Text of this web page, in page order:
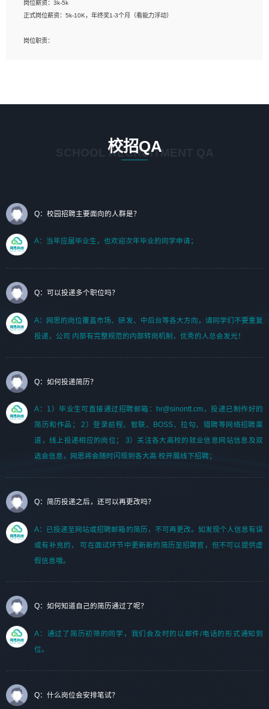
标志及吉祥物设计，效果图后期处理等。
1、艺术设计类相关专业；（其中需求分析顾问不限专业）
岗位薪资：3k-5k
正式岗位薪资：5k-10K，年终奖1-3个月（看能力浮动）
岗位职责：
2. 熟悉 前端常用框架, 能独立完成设计给予的 UI 效果;
3. 有良好的代码习惯, 低级错误出现频率低;
7. 了解或熟悉 WebGL 及相关框架优先。
（岗位人员专职于行业应用解决方案、项目申报方案、投标方案的策划编写）
校招QA
SCHOOL RECRUITMENT QA
Q：校园招聘主要面向的人群是？
A：当年应届毕业生，也欢迎次年毕业的同学申请；
Q：可以投递多个职位吗？
A：网思的岗位覆盖市场、研发、中后台等各大方向，请同学们不要重复
投递，公司 内部有完整规范的内部转岗机制，优秀的人总会发光！
Q：如何投递简历？
A：1）毕业生可直接通过招聘邮箱：hr@sinontt.cm，投递已制作好的
简历和作品； 2）登录前程、智联、BOSS、拉勾、猎聘等网络招聘渠
道，线上投递相应的岗位； 3）关注各大高校的就业信息网站信息及双
选会信息，网思将会随时闪现到各大高 校开展线下招聘；
Q：简历投递之后，还可以再更改吗？
A：已投递至网站或招聘邮箱的简历，不可再更改。如发现个人信息有误
或有补充的， 可在面试环节中更新新的简历至招聘官，但不可以提供虚
假信息哦。
Q：如何知道自己的简历通过了呢？
A：通过了简历初筛的同学，我们会及时的以邮件/电话的形式通知到
位。
Q：什么岗位会安排笔试？